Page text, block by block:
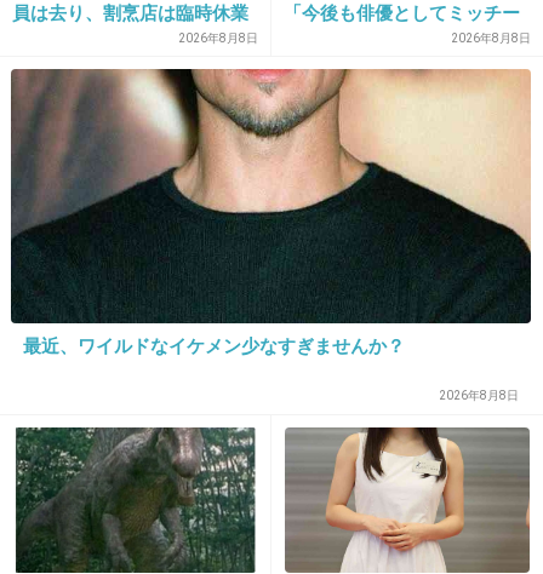
2026/07/08(水) 00:11:57
🍙 HAPPY BIRTHDAY JO 🎂
+33
25. 匿名 2026/07/08(水) 00:17:25
>>17
26. 匿名 2026/07/08(水) 00:20:24
Happy birthday, Jo!!
員は去り、割烹店は臨時休業
2026年8月8日
「今後も俳優としてミッチー
2026年8月8日
最近、ワイルドなイケメン少なすぎませんか？
2026年8月8日